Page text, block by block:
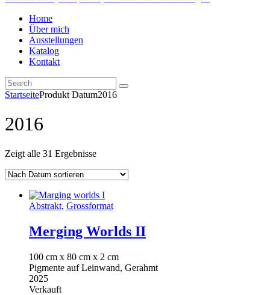
Home
Über mich
Ausstellungen
Katalog
Kontakt
StartseiteProdukt Datum2016
2016
Zeigt alle 31 Ergebnisse
Abstrakt, Grossformat
Merging Worlds II
100 cm x 80 cm x 2 cm
Pigmente auf Leinwand, Gerahmt
2025
Verkauft